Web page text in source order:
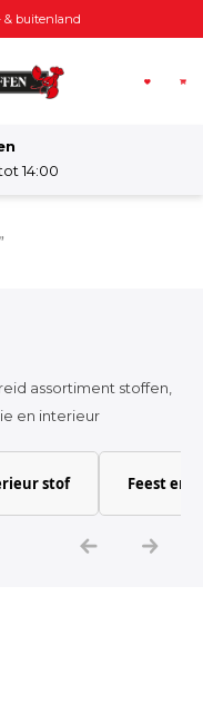
buitenland
14:00
assortiment stoffen,
en interieur
stof Feest en